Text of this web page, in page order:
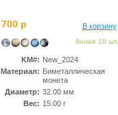
700 р В корзину
более 10 шт.
KM#: New_2024
Материал: Биметаллическая
монета
Диаметр: 32.00 мм
Вес: 15.00 г